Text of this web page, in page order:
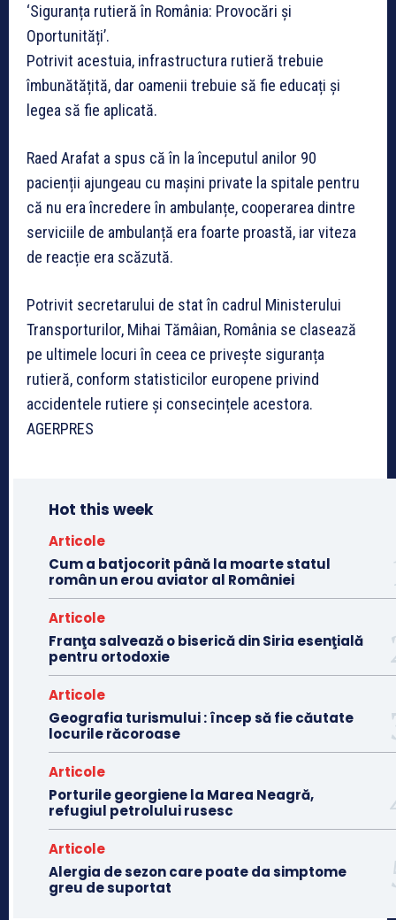
‘Siguranța rutieră în România: Provocări și
Oportunități’.
Potrivit acestuia, infrastructura rutieră trebuie
îmbunătățită, dar oamenii trebuie să fie educați și
legea să fie aplicată.
Raed Arafat a spus că în la începutul anilor 90
pacienții ajungeau cu mașini private la spitale pentru
că nu era încredere în ambulanțe, cooperarea dintre
serviciile de ambulanță era foarte proastă, iar viteza
de reacție era scăzută.
Potrivit secretarului de stat în cadrul Ministerului
Transporturilor, Mihai Tămâian, România se clasează
pe ultimele locuri în ceea ce privește siguranța
rutieră, conform statisticilor europene privind
accidentele rutiere și consecințele acestora.
AGERPRES
Hot this week
Articole
Cum a batjocorit până la moarte statul
român un erou aviator al României
Articole
Franţa salvează o biserică din Siria esenţială
pentru ortodoxie
Articole
Geografia turismului : încep să fie căutate
locurile răcoroase
Articole
Porturile georgiene la Marea Neagră,
refugiul petrolului rusesc
Articole
Alergia de sezon care poate da simptome
greu de suportat